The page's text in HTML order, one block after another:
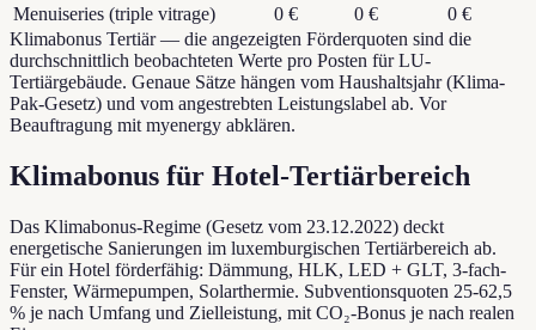
Menuiseries (triple vitrage)
0 € 0 €
0 €
Klimabonus Tertiär — die angezeigten Förderquoten sind die
durchschnittlich beobachteten Werte pro Posten für LU-
Tertiärgebäude. Genaue Sätze hängen vom Haushaltsjahr (Klima-
Pak-Gesetz) und vom angestrebten Leistungslabel ab. Vor
Beauftragung mit myenergy abklären.
Klimabonus für Hotel-Tertiärbereich
Das Klimabonus-Regime (Gesetz vom 23.12.2022) deckt
energetische Sanierungen im luxemburgischen Tertiärbereich ab.
Für ein Hotel förderfähig: Dämmung, HLK, LED + GLT, 3-fach-
Fenster, Wärmepumpen, Solarthermie. Subventionsquoten 25-62,5
% je nach Umfang und Zielleistung, mit CO₂-Bonus je nach realen